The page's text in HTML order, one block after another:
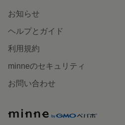
お知らせ
ヘルプとガイド
利用規約
minneのセキュリティ
お問い合わせ